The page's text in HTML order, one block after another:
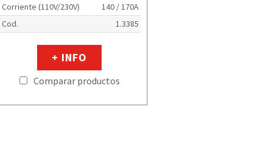
Corriente (110V/230V)
140 / 170A
Cod.
1.3385
+ INFO
Comparar productos